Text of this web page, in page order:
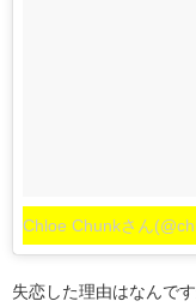
Chloe Chunkさん
失恋した理由はなんで